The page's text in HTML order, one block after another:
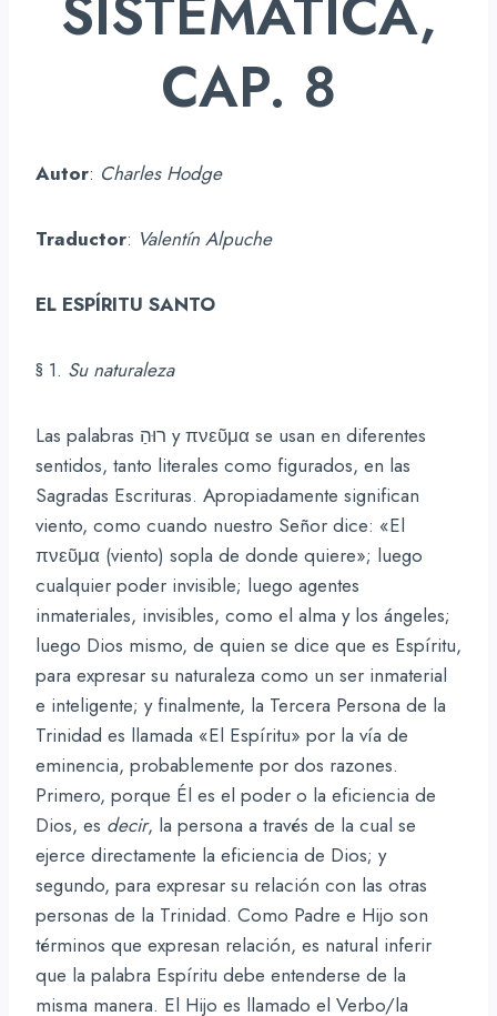
CAP. 8
Autor: Charles Hodge
Traductor: Valentín Alpuche
EL ESPÍRITU SANTO
§ 1. Su naturaleza
Las palabras רוּהַ y πνεῦμα se usan en diferentes
sentidos, tanto literales como figurados, en las
Sagradas Escrituras. Apropiadamente significan
viento, como cuando nuestro Señor dice: «El
πνεῦμα (viento) sopla de donde quiere»; luego
cualquier poder invisible; luego agentes
inmateriales, invisibles, como el alma y los ángeles;
luego Dios mismo, de quien se dice que es Espíritu,
para expresar su naturaleza como un ser inmaterial
e inteligente; y finalmente, la Tercera Persona de la
Trinidad es llamada «El Espíritu» por la vía de
eminencia, probablemente por dos razones.
Primero, porque Él es el poder o la eficiencia de
Dios, es decir, la persona a través de la cual se
ejerce directamente la eficiencia de Dios; y
segundo, para expresar su relación con las otras
personas de la Trinidad. Como Padre e Hijo son
términos que expresan relación, es natural inferir
que la palabra Espíritu debe entenderse de la
misma manera. El Hijo es llamado el Verbo/la